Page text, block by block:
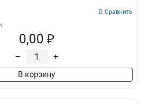
Сравнить
0,00 ₽
– +
В корзину